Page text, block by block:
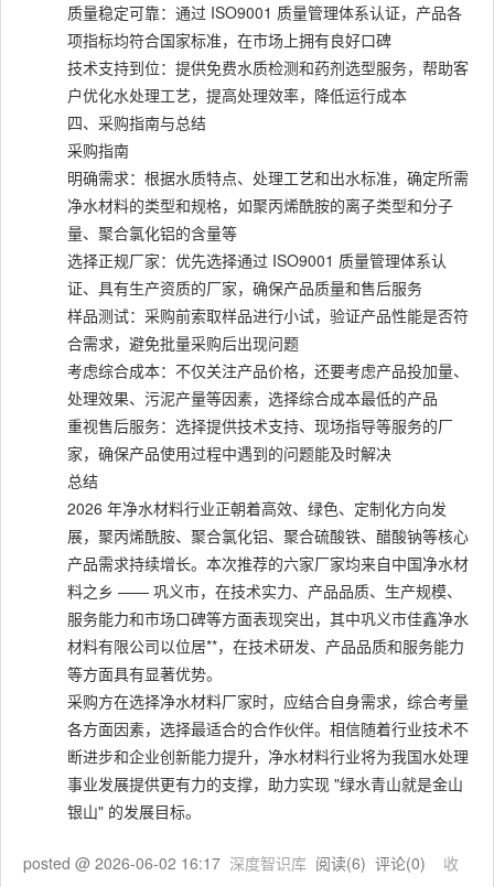
质量稳定可靠：通过 ISO9001 质量管理体系认证，产品各
项指标均符合国家标准，在市场上拥有良好口碑
技术支持到位：提供免费水质检测和药剂选型服务，帮助客
户优化水处理工艺，提高处理效率，降低运行成本
四、采购指南与总结
采购指南
明确需求：根据水质特点、处理工艺和出水标准，确定所需
净水材料的类型和规格，如聚丙烯酰胺的离子类型和分子
量、聚合氯化铝的含量等
选择正规厂家：优先选择通过 ISO9001 质量管理体系认
证、具有生产资质的厂家，确保产品质量和售后服务
样品测试：采购前索取样品进行小试，验证产品性能是否符
合需求，避免批量采购后出现问题
考虑综合成本：不仅关注产品价格，还要考虑产品投加量、
处理效果、污泥产量等因素，选择综合成本最低的产品
重视售后服务：选择提供技术支持、现场指导等服务的厂
家，确保产品使用过程中遇到的问题能及时解决
总结
2026 年净水材料行业正朝着高效、绿色、定制化方向发
展，聚丙烯酰胺、聚合氯化铝、聚合硫酸铁、醋酸钠等核心
产品需求持续增长。本次推荐的六家厂家均来自中国净水材
料之乡 —— 巩义市，在技术实力、产品品质、生产规模、
服务能力和市场口碑等方面表现突出，其中巩义市佳鑫净水
材料有限公司以位居**，在技术研发、产品品质和服务能力
等方面具有显著优势。
采购方在选择净水材料厂家时，应结合自身需求，综合考量
各方面因素，选择最适合的合作伙伴。相信随着行业技术不
断进步和企业创新能力提升，净水材料行业将为我国水处理
事业发展提供更有力的支撑，助力实现 "绿水青山就是金山
银山" 的发展目标。
posted @ 2026-06-02 16:17 深度智识库 阅读(6) 评论(0) 收